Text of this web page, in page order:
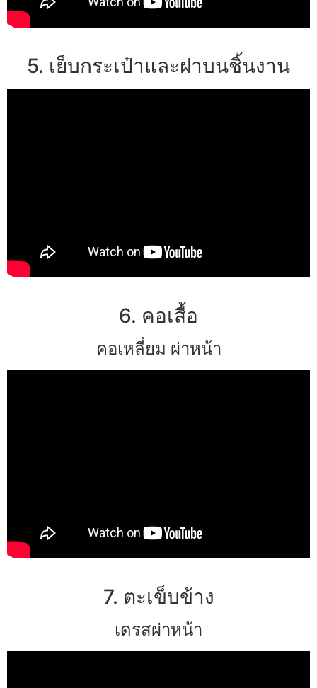
5. เย็บกระเป๋าและฝาบนชิ้นงาน
6. คอเสื้อ
คอเหลี่ยม ผ่าหน้า
7. ตะเข็บข้าง
เดรสผ่าหน้า